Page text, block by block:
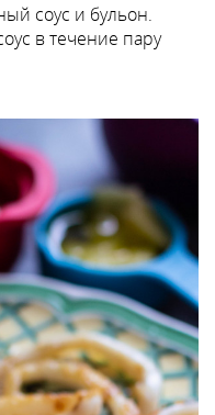
соус и бульон.
в течение пару